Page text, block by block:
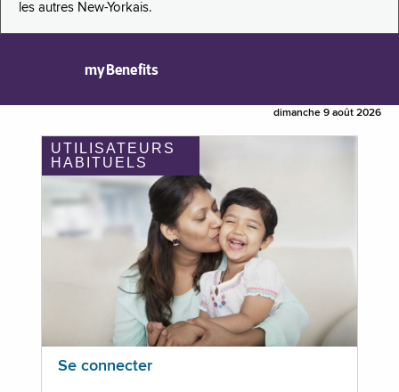
les autres New-Yorkais.
myBenefits
dimanche 9 août 2026
UTILISATEURS
HABITUELS
Se connecter